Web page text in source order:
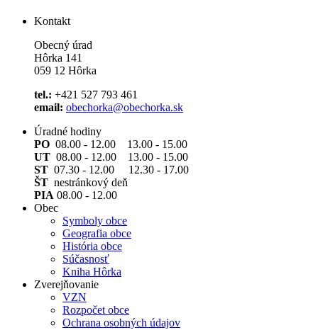
Kontakt
Obecný úrad
Hôrka 141
059 12 Hôrka
tel.: +421 527 793 461
email: obechorka@obechorka.sk
Úradné hodiny
PO 08.00 - 12.00 13.00 - 15.00
UT 08.00 - 12.00 13.00 - 15.00
ST 07.30 - 12.00 12.30 - 17.00
ŠT nestránkový deň
PIA 08.00 - 12.00
Obec
Symboly obce
Geografia obce
História obce
Súčasnosť
Kniha Hôrka
Zverejňovanie
VZN
Rozpočet obce
Ochrana osobných údajov